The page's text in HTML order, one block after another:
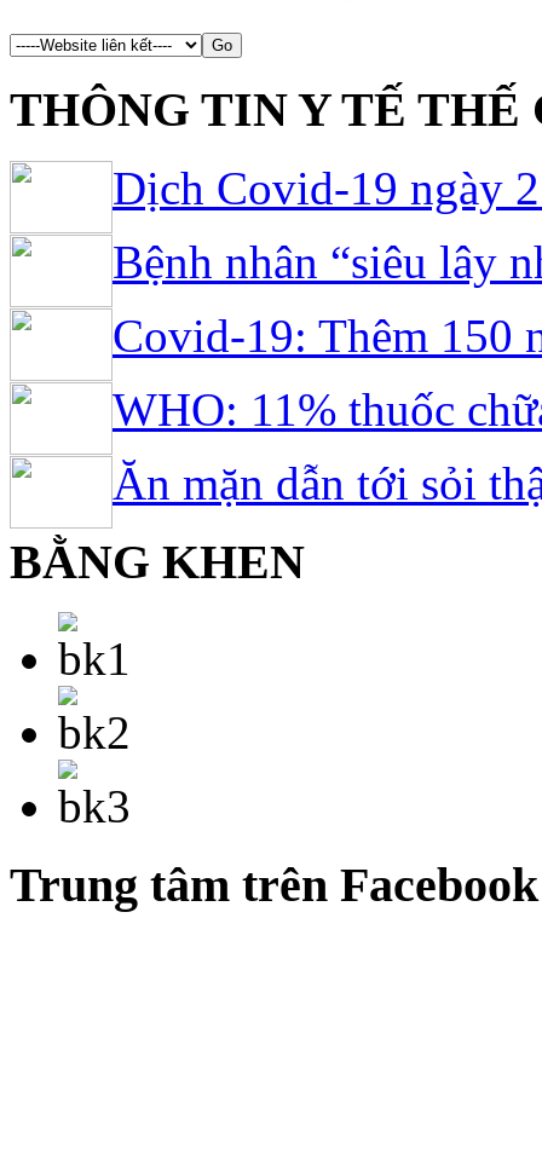
THÔNG TIN Y TẾ THẾ
Dịch Covid-19 ngày
Bệnh nhân “siêu lây
Covid-19: Thêm 150
WHO: 11% thuốc
Ăn mặn dẫn tới sỏi
BẰNG KHEN
Trung tâm trên Facebook